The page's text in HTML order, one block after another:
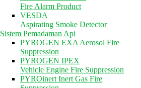
Fire Alarm Product
VESDA
Aspirating Smoke Detector
Sistem Pemadaman Api
PYROGEN EXA Aerosol Fire
Suppression
PYROGEN IPEX
Vehicle Engine Fire Suppression
PYROinert Inert Gas Fire